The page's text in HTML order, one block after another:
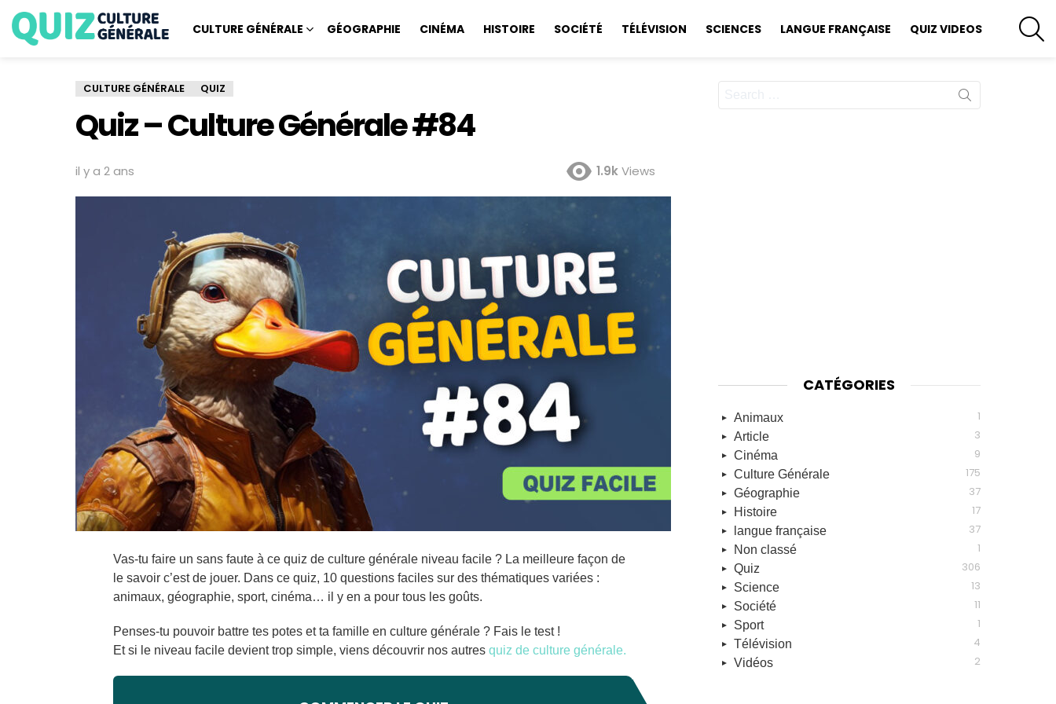
CULTURE GÉNÉRALE GÉOGRAPHIE CINÉMA HISTOIRE SOCIÉTÉ TÉLÉVISION SCIENCES LANGUE FRANÇAISE QUIZ VIDEOS
CULTURE GÉNÉRALE QUIZ
Quiz – Culture Générale #84
il y a 2 ans 1.9kViews
Vas-tu faire un sans faute à ce quiz de culture générale niveau facile ? La meilleure façon de
le savoir c’est de jouer. Dans ce quiz, 10 questions faciles sur des thématiques variées :
animaux, géographie, sport, cinéma… il y en a pour tous les goûts.
Penses-tu pouvoir battre tes potes et ta famille en culture générale ? Fais le test !
Et si le niveau facile devient trop simple, viens découvrir nos autres quiz de culture générale.
Search
CATÉGORIES
Animaux 1
Article 3
Cinéma 9
Culture Générale 175
Géographie 37
Histoire 17
langue française 37
Non classé 1
Quiz 306
Science 13
Société 11
Sport 1
Télévision 4
Vidéos 2